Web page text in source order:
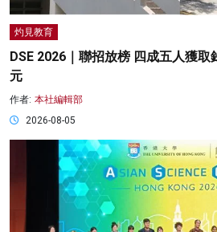
灼見教育
DSE 2026｜聯招放榜 四成五人獲
元
作者: 本社編輯部
2026-08-05